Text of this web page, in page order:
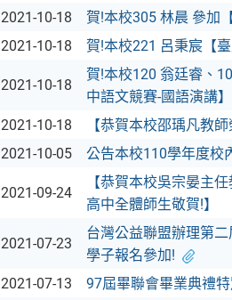
2021-10-18 賀!本校305 林晨 參加
2021-10-18 賀!本校221 呂秉宸【
2021-10-18
賀!本校120 翁廷睿、
中語文競賽-國語演講
2021-10-18 【恭賀本校邵瑀凡教
2021-10-05 公告本校110學年度校
2021-09-24
【恭賀本校吳宗晏主
高中全體師生敬賀!】
2021-07-23
台灣公益聯盟辦理第
學子報名參加!
2021-07-13 97屆畢聯會畢業典禮